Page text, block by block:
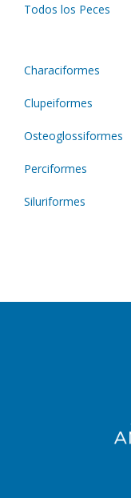
Todos los Peces
Characiformes
Clupeiformes
Osteoglossiformes
Perciformes
Siluriformes